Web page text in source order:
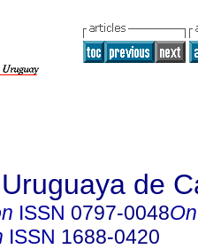
de
ISSN 0797-0048
ISSN 1688-0420